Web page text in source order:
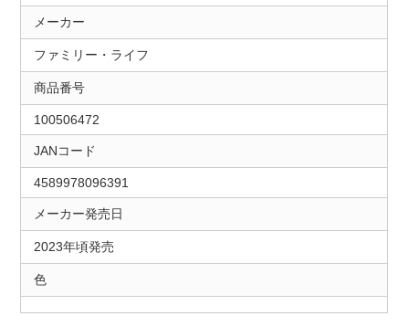
メーカー
ファミリー・ライフ
商品番号
100506472
JANコード
4589978096391
メーカー発売日
2023年頃発売
色